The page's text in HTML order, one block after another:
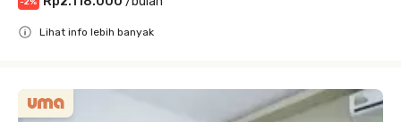
Lihat info lebih banyak